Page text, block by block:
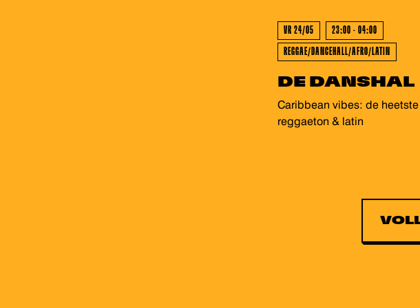
VR 24/05
23:00 - 04:00
REGGAE/DANCEHALL/AFRO/LATIN
DE DANSHAL
Caribbean vibes: de
reggaeton & latin